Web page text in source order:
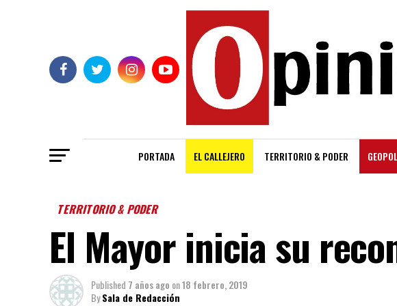
PORTADA EL CALLEJERO TERRITORIO & PODER
TERRITORIO & PODER
El Mayor inicia su
Published 7 años ago on18 febrero, 2019
BySala de Redacción